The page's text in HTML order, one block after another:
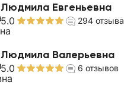
Людмила Евгеньевна
5.0 294 отзыва
Людмила Валерьевна
5.0 6 отзывов